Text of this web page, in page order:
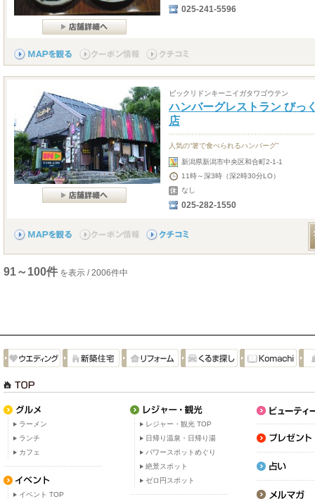
025-241-5596
ビックリドンキーニイガタワゴウテン
ハンバーグレストラン びっ
店
人気の“箸で食べられるハンバーグ”
新潟県新潟市中央区和合町2-1-1
11時～深3時（深2時30分LO）
なし
025-282-1550
91～100件 を表示 / 2006件中
ラーメン
ランチ
カフェ
イベント TOP
レジャー・観光 TOP
日帰り温泉・日帰り湯
パワースポットめぐり
絶景スポット
ゼロ円スポット